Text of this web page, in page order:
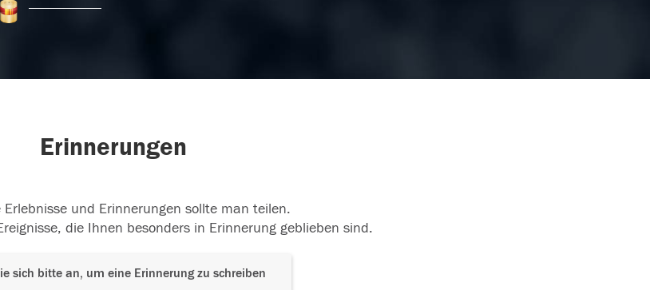
Erinnerungen
Erlebnisse und Erinnerungen sollte man teilen.
die Ihnen besonders in Erinnerung geblieben sind.
sich bitte an, um eine Erinnerung zu schreiben